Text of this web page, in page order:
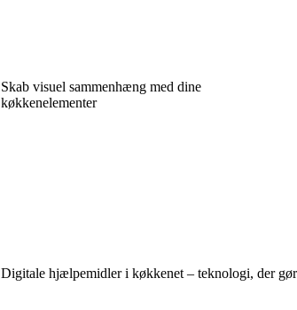
Skab visuel sammenhæng med dine
køkkenelementer
Digitale hjælpemidler i køkkenet – teknologi, der